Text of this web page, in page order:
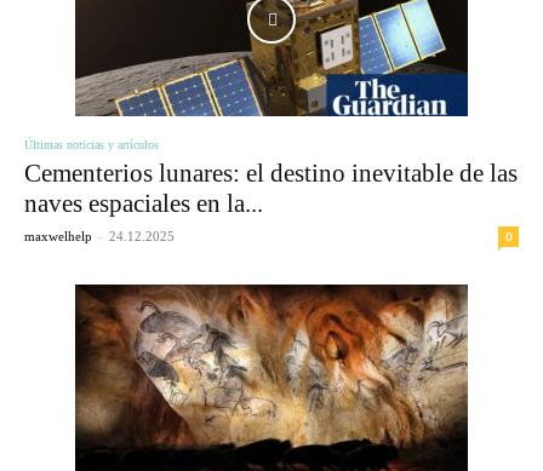
Últimas noticias y artículos
Cementerios lunares: el destino inevitable de las
naves espaciales en la...
maxwelhelp - 24.12.2025 0